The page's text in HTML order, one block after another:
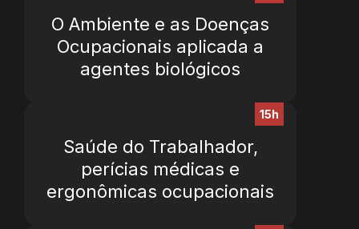
O Ambiente e as Doenças
Ocupacionais aplicada a
agentes biológicos
15h
Saúde do Trabalhador,
perícias médicas e
ergonômicas ocupacionais